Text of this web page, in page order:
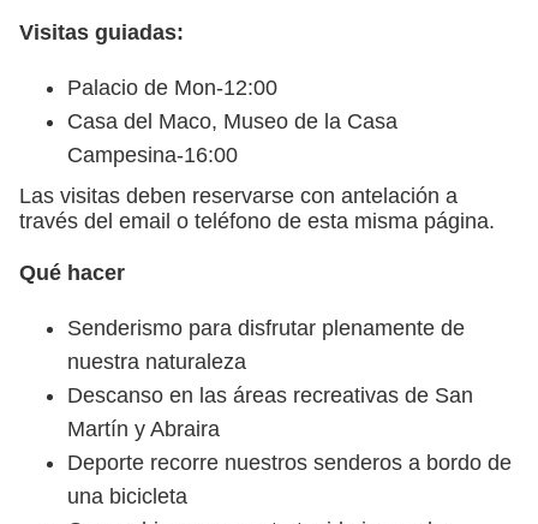
Visitas guiadas:
Palacio de Mon-12:00
Casa del Maco, Museo de la Casa
Campesina-16:00
Las visitas deben reservarse con antelación a
través del email o teléfono de esta misma página.
Qué hacer
Senderismo para disfrutar plenamente de
nuestra naturaleza
Descanso en las áreas recreativas de San
Martín y Abraira
Deporte recorre nuestros senderos a bordo de
una bicicleta